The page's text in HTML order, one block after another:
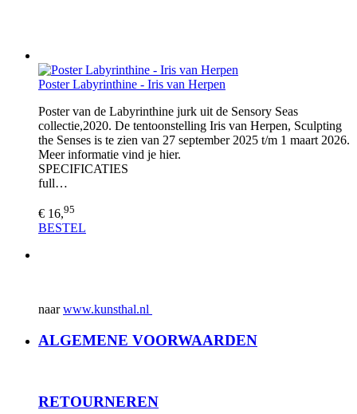
Poster Labyrinthine - Iris van Herpen
Poster van de Labyrinthine jurk uit de Sensory Seas
collectie,2020. De tentoonstelling Iris van Herpen, Sculpting
the Senses is te zien van 27 september 2025 t/m 1 maart 2026.
Meer informatie vind je hier.
SPECIFICATIES
full…
€ 16,95
BESTEL
naarwww.kunsthal.nl
ALGEMENE VOORWAARDEN
RETOURNEREN